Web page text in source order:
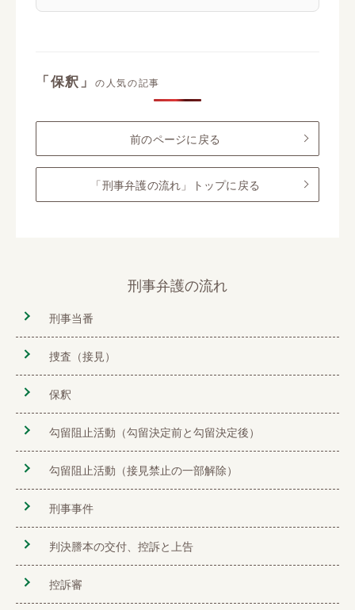
「保釈」 の人気の記事
前のページに戻る
「刑事弁護の流れ」トップに戻る
刑事弁護の流れ
刑事当番
捜査（接見）
保釈
勾留阻止活動（勾留決定前と勾留決定後）
勾留阻止活動（接見禁止の一部解除）
刑事事件
判決謄本の交付、控訴と上告
控訴審